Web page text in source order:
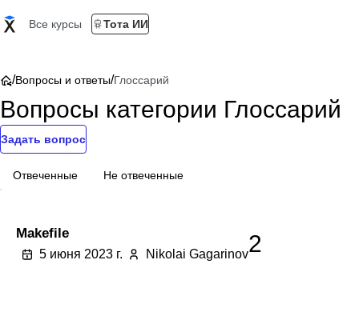
Все курсы Тота ИИ
/Вопросы и ответы/Глоссарий
Вопросы категории Глоссарий
Задать вопрос
Отвеченные Не отвеченные
Makefile
5 июня 2023 г. Nikolai Gagarinov2